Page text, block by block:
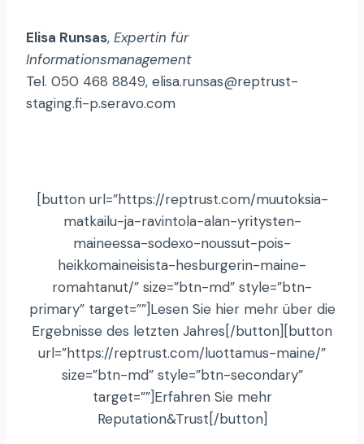
Elisa Runsas, Expertin für
Informationsmanagement
Tel. 050 468 8849, elisa.runsas@reptrust-
staging.fi-p.seravo.com
[button url=”https://reptrust.com/muutoksia-
matkailu-ja-ravintola-alan-yritysten-
maineessa-sodexo-noussut-pois-
heikkomaineisista-hesburgerin-maine-
romahtanut/” size=”btn-md” style=”btn-
primary” target=””]Lesen Sie hier mehr über die
Ergebnisse des letzten Jahres[/button][button
url=”https://reptrust.com/luottamus-maine/”
size=”btn-md” style=”btn-secondary”
target=””]Erfahren Sie mehr
Reputation&Trust[/button]